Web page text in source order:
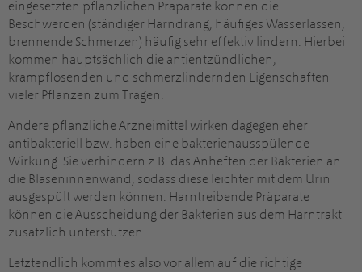
eingesetzten pflanzlichen Präparate können die
Beschwerden (ständiger Harndrang, häufiges Wasserlassen,
brennende Schmerzen) häufig sehr effektiv lindern. Hierbei
kommen hauptsächlich die antientzündlichen,
krampflösenden und schmerzlindernden Eigenschaften
vieler Pflanzen zum Tragen.
Andere pflanzliche Arzneimittel wirken dagegen eher
antibakteriell bzw. haben eine bakterienausspülende
Wirkung. Sie verhindern z.B. das Anheften der Bakterien an
die Blaseninnenwand, sodass diese leichter mit dem Urin
ausgespült werden können. Harntreibende Präparate
können die Ausscheidung der Bakterien aus dem Harntrakt
zusätzlich unterstützen.
Letztendlich kommt es also vor allem auf die richtige